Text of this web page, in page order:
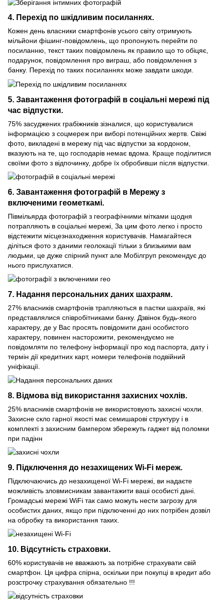
4. Перехід по шкідливим посиланнях.
Кожен день власники смартфонів усього світу отримують
мільйони фішинг-повідомлень, що пропонують перейти по
посиланню, текст таких повідомлень як правило що то обіцяє,
подарунок, повідомлення про виграш, або повідомлення з
банку. Перехід по таких посиланнях може завдати шкоди.
5. Завантаження фотографій в соціальні мережі під
час відпустки.
75% засуджених грабіжників зізналися, що користувалися
інформацією з соцмереж при виборі потенційних жертв. Свіжі
фото, викладені в мережу під час відпустки за кордоном,
вказують на те, що господарів немає вдома. Краще поділитися
своїми фото з відпочинку, добре їх обробивши після відпустки.
6. Завантаження фотографій в Мережу з
включеними геометкамі.
Півмільярда фотографій з географічними мітками щодня
потрапляють в соціальні мережі, За цим фото легко і просто
відстежити місцезнаходження користувачів. Намагайтеся
діліться фото з даними геолокації тільки з близькими вам
людьми, це дуже спірний пункт але Мобілгруп рекомендує до
нього прислухатися.
7. Надання персональних даних шахраям.
27% власників смартфонів трапляються в пастки шахраїв, які
представлялися співробітниками банку. Дзвінок будь-якого
характеру, де у Вас просять повідомити дані особистого
характеру, повинен насторожити, рекомендуємо не
повідомляти по телефону інформації про код паспорта, дату і
термін дії кредитних карт, номери телефонів подвійний
уніфікації.
8. Відмова від використання захисних чохлів.
25% власників смартфонів не використовують захисні чохли.
Захисне скло гарної якості має семишарові структуру і в
комплекті з захисним бампером збережуть гаджет від поломки
при падінн
9. Підключення до незахищених Wi-Fi мереж.
Підключаючись до незахищеної Wi-Fi мережі, ви надаєте
можливість зловмисникам завантажити ваші особисті дані.
Громадські мережі WiFi так само можуть нести загрозу для
особистих даних, якщо при підключенні до них потрібен дозвіл
на обробку та використання таких.
10. Відсутність страховки.
60% користувачів не вважають за потрібне страхувати свій
смартфон. Ця цифра спірна, оскільки при покупці в кредит або
розстрочку страхування обязательно !!!